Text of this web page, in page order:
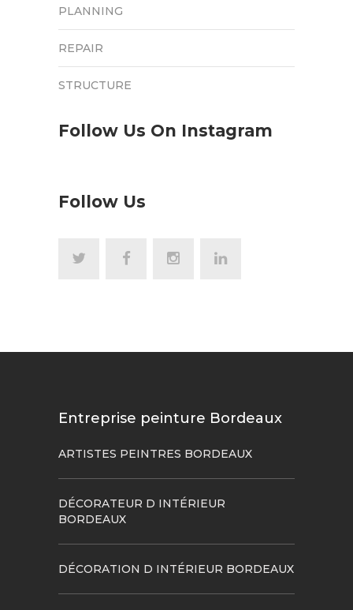
PLANNING
REPAIR
STRUCTURE
Follow Us On Instagram
Follow Us
Entreprise peinture Bordeaux
ARTISTES PEINTRES BORDEAUX
DÉCORATEUR D INTÉRIEUR
BORDEAUX
DÉCORATION D INTÉRIEUR BORDEAUX